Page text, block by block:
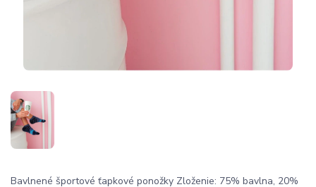
Bavlnené športové ťapkové ponožky Zloženie: 75% bavlna, 20%